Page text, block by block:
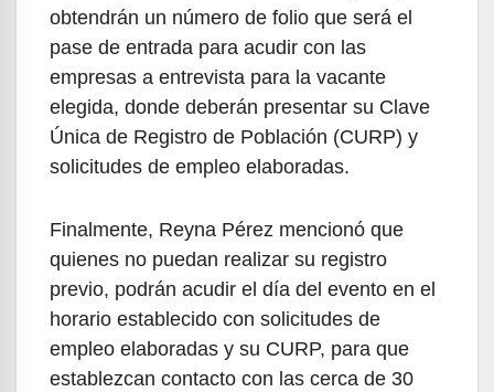
obtendrán un número de folio que será el
pase de entrada para acudir con las
empresas a entrevista para la vacante
elegida, donde deberán presentar su Clave
Única de Registro de Población (CURP) y
solicitudes de empleo elaboradas.
Finalmente, Reyna Pérez mencionó que
quienes no puedan realizar su registro
previo, podrán acudir el día del evento en el
horario establecido con solicitudes de
empleo elaboradas y su CURP, para que
establezcan contacto con las cerca de 30